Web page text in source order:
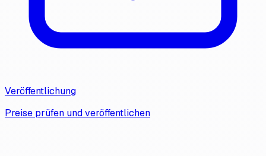
Veröffentlichung
Preise prüfen und veröffentlichen